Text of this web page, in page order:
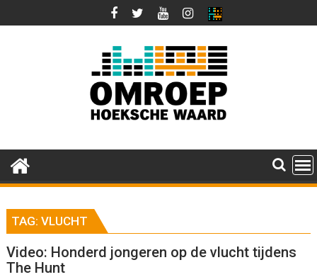
naar
TAG:VLUCHT
Video: Honderd jongeren op de vlucht tijdens
The Hunt